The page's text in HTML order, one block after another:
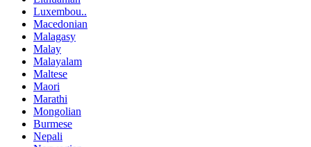
Luxembou..
Macedonian
Malagasy
Malay
Malayalam
Maltese
Maori
Marathi
Mongolian
Burmese
Nepali